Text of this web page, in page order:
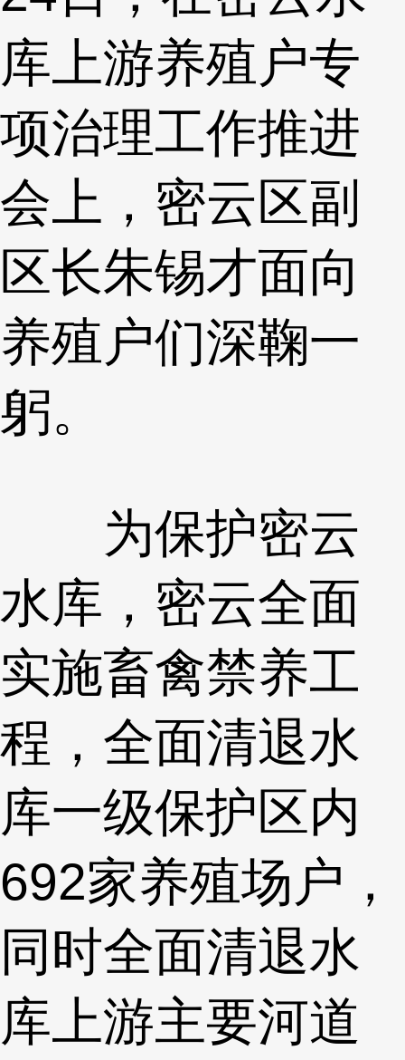
库上游养殖户专
项治理工作推进
会上，密云区副
区长朱锡才面向
养殖户们深鞠一
躬。
为保护密云
水库，密云全面
实施畜禽禁养工
程，全面清退水
库一级保护区内
692家养殖场户，
同时全面清退水
库上游主要河道